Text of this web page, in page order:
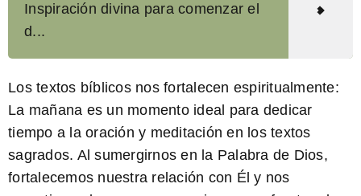
Inspiración divina para comenzar el
d...
Los textos bíblicos nos fortalecen espiritualmente:
La mañana es un momento ideal para dedicar
tiempo a la oración y meditación en los textos
sagrados. Al sumergirnos en la Palabra de Dios,
fortalecemos nuestra relación con Él y nos